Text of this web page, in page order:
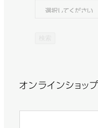
オンラインショップ